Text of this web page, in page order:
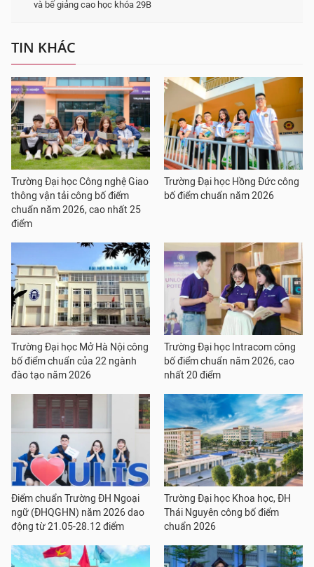
và bế giảng cao học khóa 29B
TIN KHÁC
Trường Đại học Công nghệ Giao
thông vận tải công bố điểm
chuẩn năm 2026, cao nhất 25
điểm
Trường Đại học Hồng Đức công
bố điểm chuẩn năm 2026
Trường Đại học Mở Hà Nội công
bố điểm chuẩn của 22 ngành
đào tạo năm 2026
Trường Đại học Intracom công
bố điểm chuẩn năm 2026, cao
nhất 20 điểm
Điểm chuẩn Trường ĐH Ngoại
ngữ (ĐHQGHN) năm 2026 dao
động từ 21.05-28.12 điểm
Trường Đại học Khoa học, ĐH
Thái Nguyên công bố điểm
chuẩn 2026